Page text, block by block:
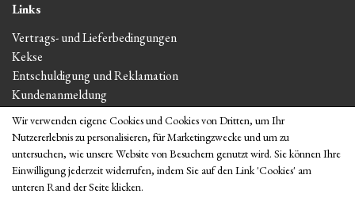
Links
Vertrags- und Lieferbedingungen
Kekse
Entschuldigung und Reklamation
Kundenanmeldung
Um uns
Im Shop zeigen
Wir verwenden eigene Cookies und Cookies von Dritten, um Ihr
Nutzererlebnis zu personalisieren, für Marketingzwecke und um zu
untersuchen, wie unsere Website von Besuchern genutzt wird. Sie können Ihre
Einwilligung jederzeit widerrufen, indem Sie auf den Link 'Cookies' am
unteren Rand der Seite klicken.